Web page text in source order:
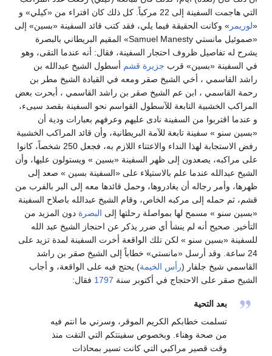
التي هاجمت السفينة إلى 22 مركباً. كل ذلك كان افتراء من «كيلي» و
«لوريمر » وكانت الحقيقة فيما يلي، فقد كتب قائد السفينة «بسين» إلى
«صموئيل مانستي Samuel Manesty» المقيم البريطاني بالبصرة
يشرح له تفاصيل ظروف احتجار السفينة، فقال: أنه عندما التقى، وهو
في السفينة «بسين» قرب جزيرة قشم أسطول الشيخ عبدالله بن
راشد القاسمي ، أخي الشيخ صقر ومعه في القيادة الشيخ مطر بن
رحمة القاسمي ، ابن عم الشيخ صقر بن راشد القاسمي ، أبحرت بعض
المراكب الخشبية التابعة للآسطول القواسم نحو السفينة بقصد سيىء،
و عندما اقتربوا من السفينة نادى عليهم وعرفهم بعبارات ودية أن
«بسين سنو » سفينة تابعة للآمة البريطانية، وأن قائد المراكب الخشبية
رفض الاستجابة لهذا النداء والاعتناء اللازم به، فجعل 250 شخصاً، كانوا
على مراكبه، يصعدون إلى ظهر السفينة «بسين » ويستولون عليها، وأن
الشيخ عبدالله عندما علم بالاستيلاء على «السفينة بسين » صعد إلى
ظهرها، وأمر رجاله أن يغادروها، وحمل قائدها معه إلى البر بالفرب من
قشم، ثم حمله إلى مركبه الخاص، وقام الشيخ عبدالله باصلاح السفينة
«بسين سنو » مسمح لها بمواصلة رحلتها إلى البصرة دون المزيد من
التأخير. صحيح أنه لم ينشأ أي ضرر يذكر عن احنجاز الشيخ عبد الله
للسفينة «بسين سنو » لكن تلك الواقعة أخرت السفينة لمدة تزيد على
24 ساعة. وقد أرسل «مانستي» خطاباً إلى الشيخ صقر بن راشد
القاسمي شيخ جلفار (رأس الخيمة) يحتج فيه على الواقعة، و أجاب
الشيخ صقر على الاحتجاج في أكتوبر سنة 1797 فقال:
بعد التحية
تسلمت خطابكم الكريم الموقر، وسرني ما انتم فيه
من صحة وهناء. وبخصوص سفينتكم التي التقت منذ
وقت قصير مراكبي التي كانت تسير بمحاذات